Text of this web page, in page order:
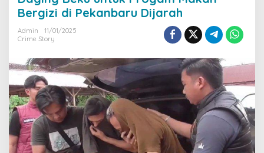
i
n
u
u
n
t
u
k
P
r
Bergizi di Pekanbaru Dijarah
Admin
11/01/2025
Crime Story